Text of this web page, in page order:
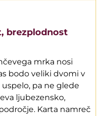
brezplodnost
mrka nosi
bodo veliki dvomi v
pa ne glede
ljubezensko,
Karta namreč